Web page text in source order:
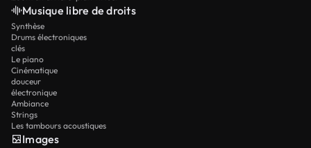
Musique libre de droits
Synthèse
Drums électroniques
clés
Le piano
Cinématique
douceur
électronique
Ambiance
Strings
Les tambours acoustiques
Images